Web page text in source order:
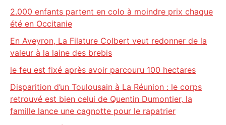
2.000 enfants partent en colo à moindre prix chaque
été en Occitanie
En Aveyron, La Filature Colbert veut redonner de la
valeur à la laine des brebis
le feu est fixé après avoir parcouru 100 hectares
Disparition d’un Toulousain à La Réunion : le corps
retrouvé est bien celui de Quentin Dumontier, la
famille lance une cagnotte pour le rapatrier